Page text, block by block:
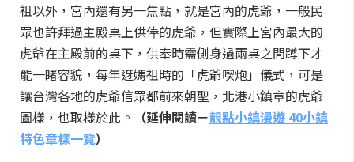
祖以外，宮內還有另一焦點，就是宮內的虎爺，一般民
眾也許拜過主殿桌上供俸的虎爺，但實際上宮內最大的
虎爺在主殿前的桌下，供奉時需側身過兩桌之間蹲下才
能一睹容貌，每年迓媽祖時的「虎爺喫炮」儀式，可是
讓台灣各地的虎爺信眾都前來朝聖，北港小鎮章的虎爺
圖樣，也取樣於此。
（延伸閱讀－靚點小鎮漫遊 40小鎮
特色章樣一覽）